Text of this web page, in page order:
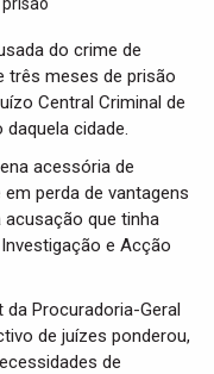
do crime de
três meses de prisão
Central Criminal de
cidade.
acessória de
perda de vantagens
acusação que tinha
e Acção
da Procuradoria-Geral
de juízes ponderou,
de